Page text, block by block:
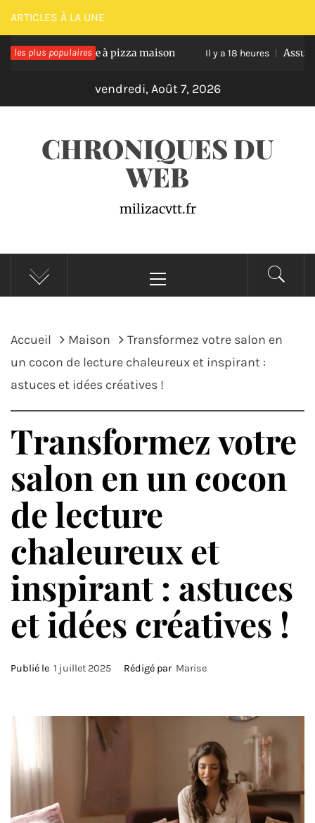
Passer
au
contenu
ARTICLES À LA UNE
les plus populaires
une pâte à pizza maison Il y a 18 heures Assurance
vendredi, Août 7, 2026
CHRONIQUES DU
WEB
milizacvtt.fr
principal
Accueil Maison
Transformez votre salon en
un cocon de lecture chaleureux et inspirant :
astuces et idées créatives !
Transformez votre
salon en un cocon
de lecture
chaleureux et
inspirant : astuces
et idées créatives !
Publié le 1 juillet 2025 Rédigé par Marise